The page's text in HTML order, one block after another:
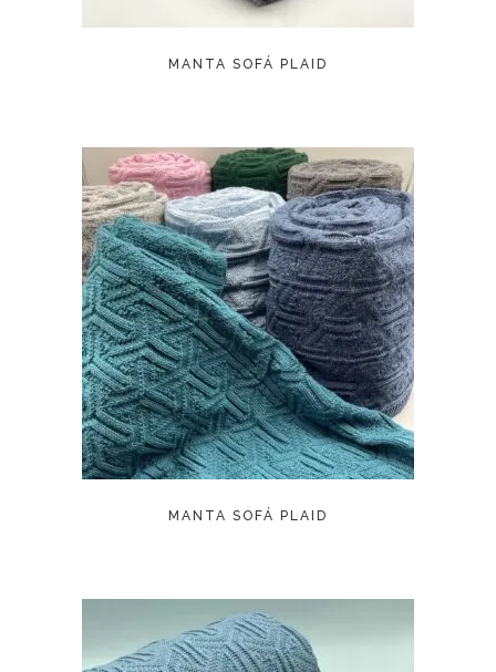
MANTA SOFÁ PLAID
LEER MÁS
MANTA SOFÁ PLAID